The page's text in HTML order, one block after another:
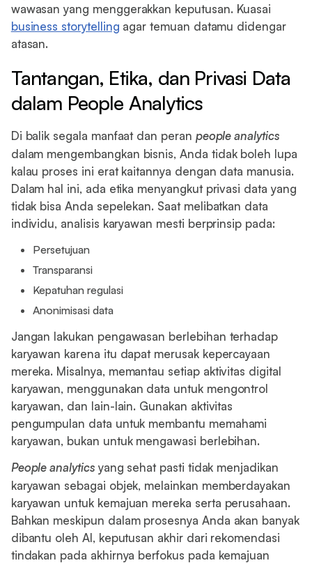
wawasan yang menggerakkan keputusan. Kuasai
business storytelling agar temuan datamu didengar
atasan.
Tantangan, Etika, dan Privasi Data
dalam People Analytics
Di balik segala manfaat dan peran people analytics
dalam mengembangkan bisnis, Anda tidak boleh lupa
kalau proses ini erat kaitannya dengan data manusia.
Dalam hal ini, ada etika menyangkut privasi data yang
tidak bisa Anda sepelekan. Saat melibatkan data
individu, analisis karyawan mesti berprinsip pada:
Persetujuan
Transparansi
Kepatuhan regulasi
Anonimisasi data
Jangan lakukan pengawasan berlebihan terhadap
karyawan karena itu dapat merusak kepercayaan
mereka. Misalnya, memantau setiap aktivitas digital
karyawan, menggunakan data untuk mengontrol
karyawan, dan lain-lain. Gunakan aktivitas
pengumpulan data untuk membantu memahami
karyawan, bukan untuk mengawasi berlebihan.
People analyticsyang sehat pasti tidak menjadikan
karyawan sebagai objek, melainkan memberdayakan
karyawan untuk kemajuan mereka serta perusahaan.
Bahkan meskipun dalam prosesnya Anda akan banyak
dibantu oleh AI, keputusan akhir dari rekomendasi
tindakan pada akhirnya berfokus pada kemajuan